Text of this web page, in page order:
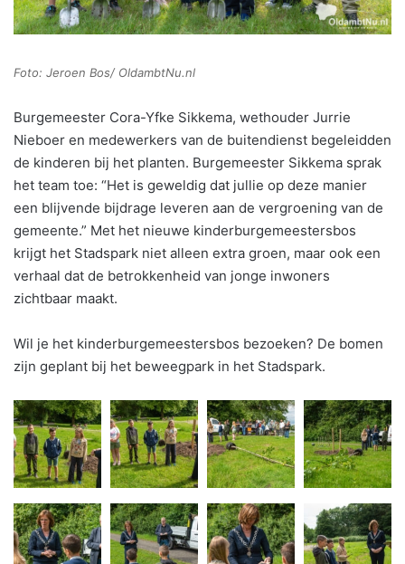
Foto: Jeroen Bos/ OldambtNu.nl
Burgemeester Cora-Yfke Sikkema, wethouder Jurrie
Nieboer en medewerkers van de buitendienst begeleidden
de kinderen bij het planten. Burgemeester Sikkema sprak
het team toe: “Het is geweldig dat jullie op deze manier
een blijvende bijdrage leveren aan de vergroening van de
gemeente.” Met het nieuwe kinderburgemeestersbos
krijgt het Stadspark niet alleen extra groen, maar ook een
verhaal dat de betrokkenheid van jonge inwoners
zichtbaar maakt.
Wil je het kinderburgemeestersbos bezoeken? De bomen
zijn geplant bij het beweegpark in het Stadspark.